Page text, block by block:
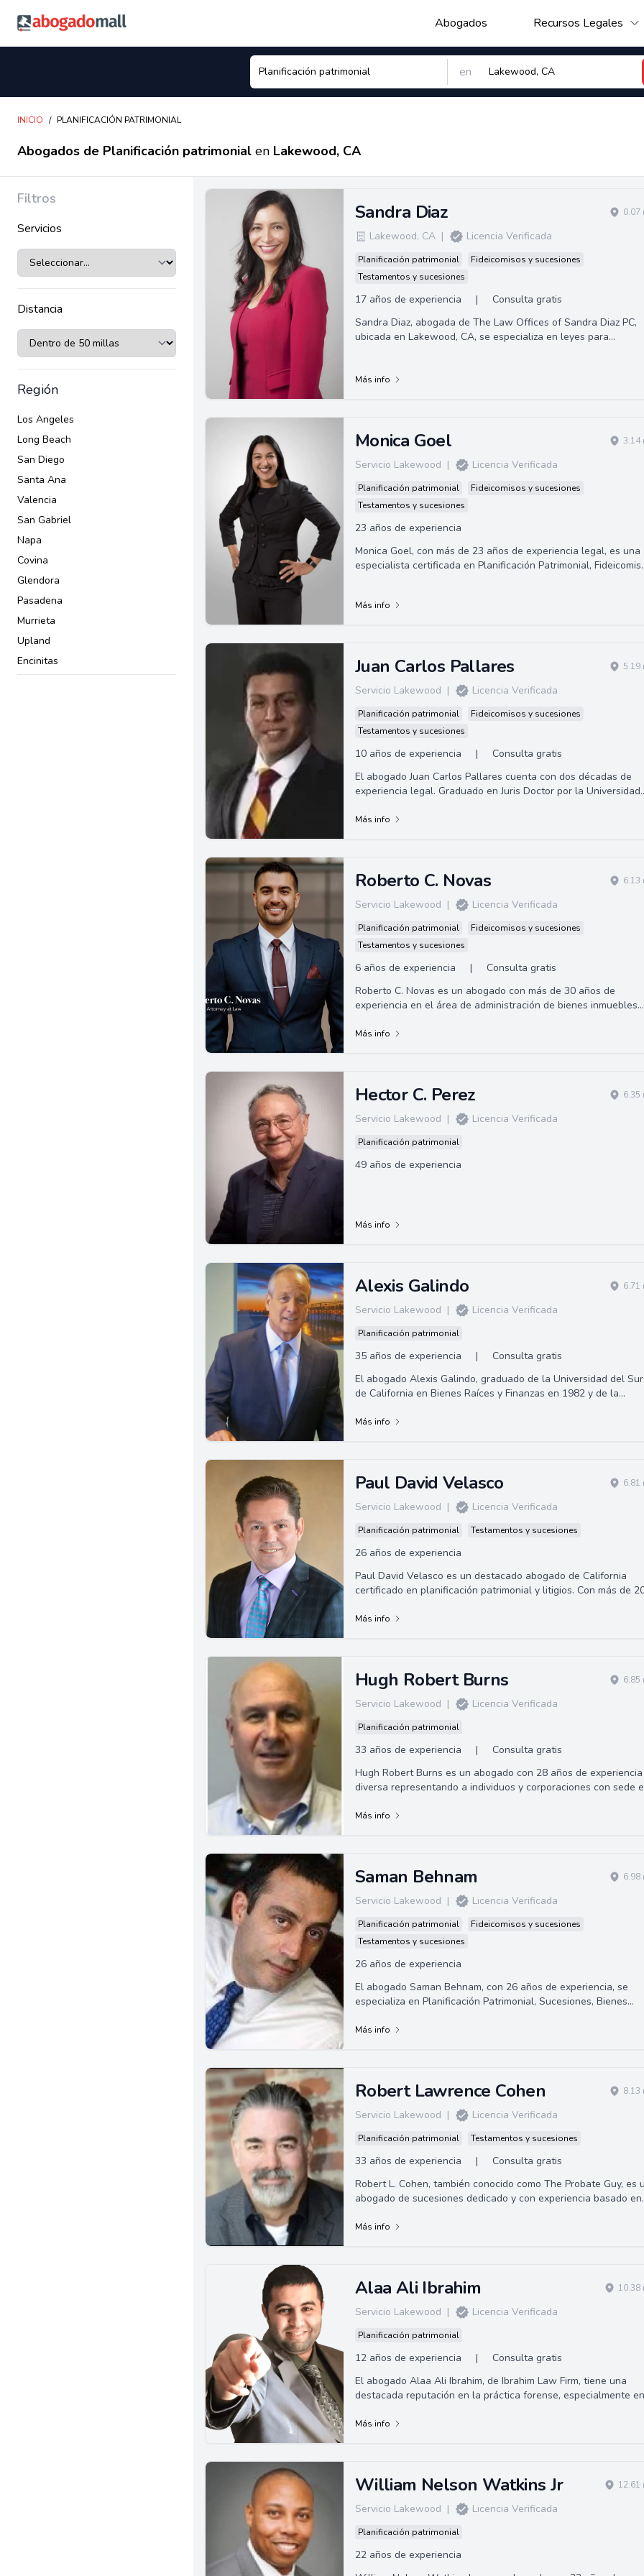
Abogadomall Abogados Recursos Legales
en
INICIO / PLANIFICACIÓN PATRIMONIAL
Abogados de Planificación patrimonial en Lakewood, CA
Filtros
Servicios
Distancia
Región
Los Angeles
Long Beach
San Diego
Santa Ana
Valencia
San Gabriel
Napa
Covina
Glendora
Pasadena
Murrieta
Upland
Encinitas
Sandra Diaz
Lakewood, CA | Licencia Verificada
Planificación patrimonial
Fideicomisos y sucesiones
Testamentos y sucesiones
17 años de experiencia | Consulta gratis
0.07
Sandra Diaz, abogada de The Law Offices of Sandra Diaz PC,
ubicada en Lakewood, CA, se especializa en leyes para
Más info
Monica Goel
Servicio Lakewood | Licencia Verificada
Planificación patrimonial
Fideicomisos y sucesiones
Testamentos y sucesiones
23 años de experiencia
3.14
Monica Goel, con más de 23 años de experiencia legal, es una
especialista certificada en Planificación Patrimonial,
Más info
Juan Carlos Pallares
Servicio Lakewood | Licencia Verificada
Planificación patrimonial
Fideicomisos y sucesiones
Testamentos y sucesiones
10 años de experiencia | Consulta gratis
5.19
El abogado Juan Carlos Pallares cuenta con dos décadas de
experiencia legal. Graduado en Juris Doctor por la Universidad
Más info
Roberto C. Novas
Servicio Lakewood | Licencia Verificada
Planificación patrimonial
Fideicomisos y sucesiones
Testamentos y sucesiones
6 años de experiencia | Consulta gratis
6.13
Roberto C. Novas es un abogado con más de 30 años de
experiencia en el área de administración de bienes inmuebles.
Más info
Hector C. Perez
Servicio Lakewood | Licencia Verificada
Planificación patrimonial
49 años de experiencia
6.35
Más info
Alexis Galindo
Servicio Lakewood | Licencia Verificada
Planificación patrimonial
35 años de experiencia | Consulta gratis
6.71
El abogado Alexis Galindo, graduado de la Universidad del Sur
de California en Bienes Raíces y Finanzas en 1982 y de la
Es corredor de bienes raíces en California por más de 35 años,
Más info
Paul David Velasco
Servicio Lakewood | Licencia Verificada
Planificación patrimonial Testamentos y sucesiones
26 años de experiencia
6.81
Paul David Velasco es un destacado abogado de California
certificado en planificación patrimonial y litigios. Con más de
Más info
Hugh Robert Burns
Servicio Lakewood | Licencia Verificada
Planificación patrimonial
33 años de experiencia | Consulta gratis
6.85
Hugh Robert Burns es un abogado con 28 años de experiencia
diversa representando a individuos y corporaciones con sede en
Latina, posee habilidades para asistir a clientes de habla
Más info
Saman Behnam
Servicio Lakewood | Licencia Verificada
Planificación patrimonial
Fideicomisos y sucesiones
Testamentos y sucesiones
26 años de experiencia
6.98
El abogado Saman Behnam, con 26 años de experiencia, se
especializa en Planificación Patrimonial, Sucesiones, Bienes
y mediación. Ofrece servicios legales especializados y
Más info
Robert Lawrence Cohen
Servicio Lakewood | Licencia Verificada
Planificación patrimonial Testamentos y sucesiones
33 años de experiencia | Consulta gratis
8.13
Robert L. Cohen, también conocido como The Probate Guy, es
abogado de sucesiones dedicado y con experiencia basado en
Más info
Alaa Ali Ibrahim
Servicio Lakewood | Licencia Verificada
Planificación patrimonial
12 años de experiencia | Consulta gratis
10.38
El abogado Alaa Ali Ibrahim, de Ibrahim Law Firm, tiene una
destacada reputación en la práctica forense, especialmente en
Más info
William Nelson Watkins Jr
Servicio Lakewood | Licencia Verificada
Planificación patrimonial
22 años de experiencia
12.61